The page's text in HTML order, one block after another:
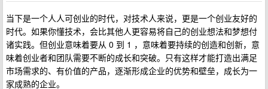
当下是一个人人可创业的时代，对技术人来说，更是一个创业友好的
时代。如果你懂技术，会比其他人更容易将自己的创业想法和梦想付
诸实践。但创业意味着要从 0 到 1 ，意味着要持续的创造和创新，意
味着创业者和团队需要不断的成长和突破。只有这样才能打造出满足
市场需求的、有价值的产品，逐渐形成企业的优势和壁垒，成长为一
家成熟的企业。